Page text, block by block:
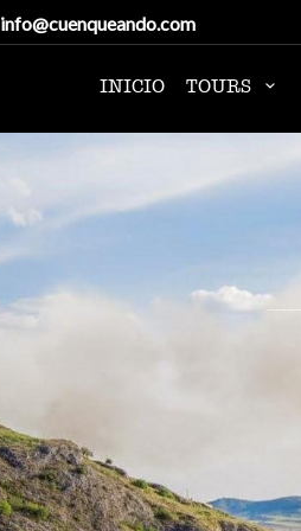
info@cuenqueando.com
INICIO TOURS